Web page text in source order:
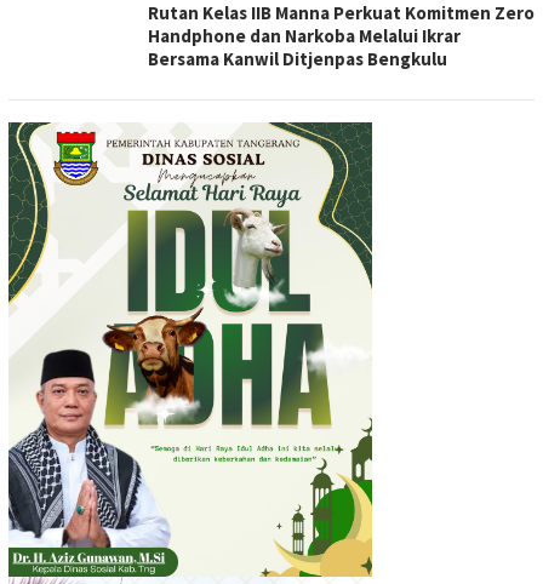
Rutan Kelas IIB Manna Perkuat Komitmen Zero
Handphone dan Narkoba Melalui Ikrar
Bersama Kanwil Ditjenpas Bengkulu